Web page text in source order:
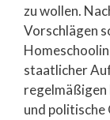
zu wollen.
Vorschlägen
staatlicher
regelmäßigen
und politische